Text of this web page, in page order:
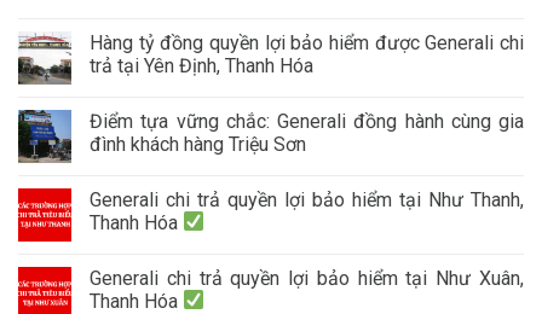
Hàng tỷ đồng quyền lợi bảo hiểm được Generali chi
trả tại Yên Định, Thanh Hóa
Điểm tựa vững chắc: Generali đồng hành cùng gia
đình khách hàng Triệu Sơn
Generali chi trả quyền lợi bảo hiểm tại Như Thanh,
Thanh Hóa
Generali chi trả quyền lợi bảo hiểm tại Như Xuân,
Thanh Hóa